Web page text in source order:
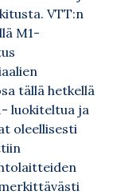
VTT:n
M1-
tällä hetkellä
luokiteltua ja
oleellisesti